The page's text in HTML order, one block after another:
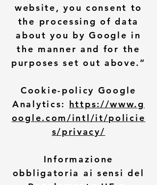
website, you consent to
the processing of data
about you by Google in
the manner and for the
purposes set out above.”
Cookie-policy Google
Analytics: https://www.g
oogle.com/intl/it/policie
s/privacy/
Informazione
obbligatoria ai sensi del